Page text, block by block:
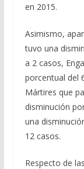
en 2015.
Asimismo,
tuvo una
a 2 casos,
porcentual del
Mártires que
disminución
una
12 casos.
Respecto de